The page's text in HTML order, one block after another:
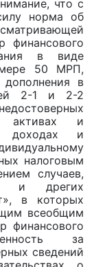
что с
норма об
финансового
в виде
50 МРП,
в
2-1 и 2-2
активах и
доходах и
налоговым
случаев,
и дрегих
в которых
всеобщим
финансового
за
сведений